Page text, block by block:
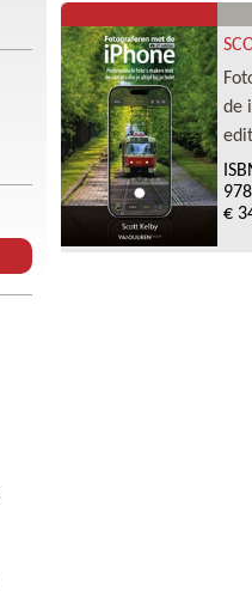
de
€